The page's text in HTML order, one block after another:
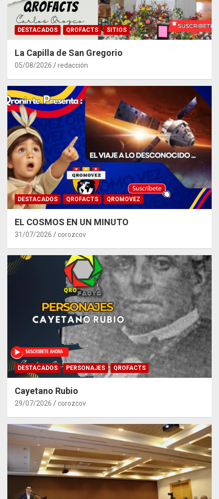
DESTACADOS QROFACTS SITIOS
La Capilla de San Gregorio
05/08/2026 redacción
DESTACADOS QROFACTS QROMOVEZ
EL COSMOS EN UN MINUTO
31/07/2026 corozcov
DESTACADOS PERSONAJES QROFACTS
Cayetano Rubio
29/07/2026 corozcov